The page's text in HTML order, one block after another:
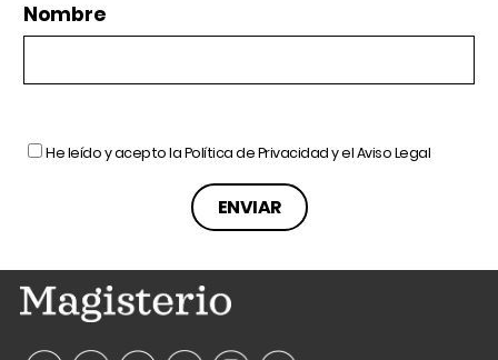
Nombre
He leído y acepto laPolítica de Privacidady elAviso Legal